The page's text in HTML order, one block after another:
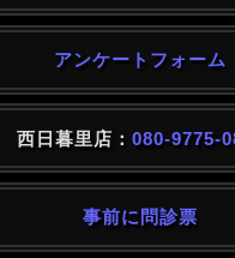
アンケートフォーム
西日暮里店： 080-9775-
事前に問診票